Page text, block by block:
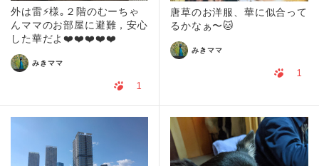
外は雷⚡️様｡２階のむーちゃ
んママのお部屋に避難，安心
した華だよ❤️❤️❤️❤️❤️
みきママ
1
唐草のお洋服、華に似合って
るかなぁ〜🐱
みきママ
1